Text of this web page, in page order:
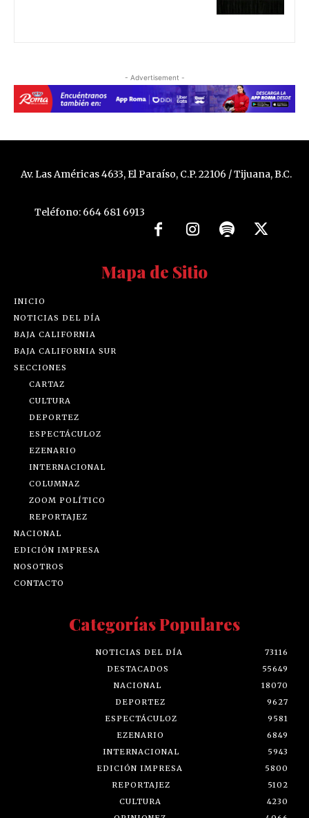
- Advertisement -
Av. Las Américas 4633, El Paraíso, C.P. 22106 / Tijuana, B.C.
Teléfono: 664 681 6913
Mapa de Sitio
INICIO
NOTICIAS DEL DÍA
BAJA CALIFORNIA
BAJA CALIFORNIA SUR
SECCIONES
CARTAZ
CULTURA
DEPORTEZ
ESPECTÁCULOZ
EZENARIO
INTERNACIONAL
COLUMNAZ
ZOOM POLÍTICO
REPORTAJEZ
NACIONAL
EDICIÓN IMPRESA
NOSOTROS
CONTACTO
Categorías Populares
NOTICIAS DEL DÍA
73116
DESTACADOS
55649
NACIONAL
18070
DEPORTEZ
9627
ESPECTÁCULOZ
9581
EZENARIO
6849
INTERNACIONAL
5943
EDICIÓN IMPRESA
5800
REPORTAJEZ
5102
CULTURA
4230